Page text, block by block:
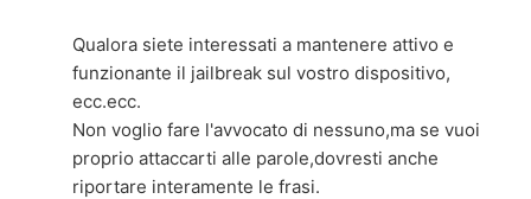
Qualora siete interessati a mantenere attivo e
funzionante il jailbreak sul vostro dispositivo,
ecc.ecc.
Non voglio fare l'avvocato di nessuno,ma se vuoi
proprio attaccarti alle parole,dovresti anche
riportare interamente le frasi.